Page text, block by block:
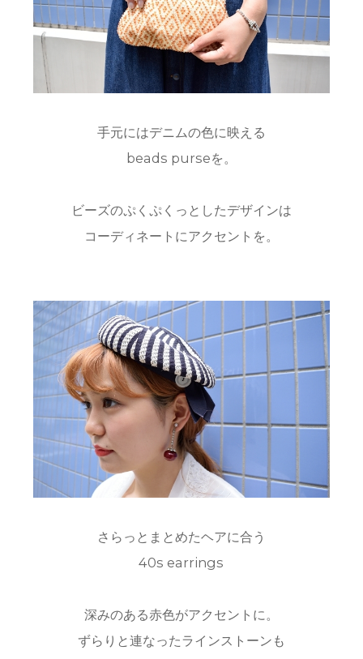
手元にはデニムの色に映える
beads purseを。
ビーズのぷくぷくっとしたデザインは
コーディネートにアクセントを。
さらっとまとめたヘアに合う
40s earrings
深みのある赤色がアクセントに。
ずらりと連なったラインストーンも